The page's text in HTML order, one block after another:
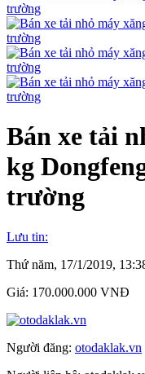
Bán xe tải
kg
trường
Lưu tin:
Thứ năm, 17/1/2019,
Giá: 170.000.000 VNĐ
Người đăng: otodaklak.vn